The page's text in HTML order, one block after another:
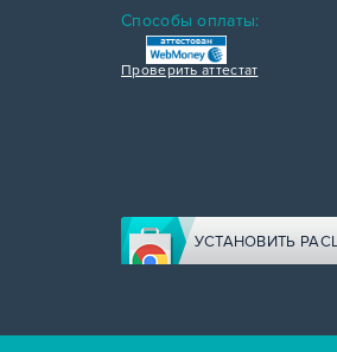
Способы оплаты:
Проверить аттестат
УСТАНОВИТЬ